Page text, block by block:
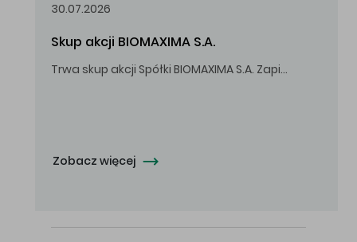
30.07.2026
Skup akcji BIOMAXIMA S.A.
Trwa skup akcji Spółki BIOMAXIMA S.A. Zapisy do 4 sierpnia 2026 r. do godz. 16.00.
Zobacz więcej